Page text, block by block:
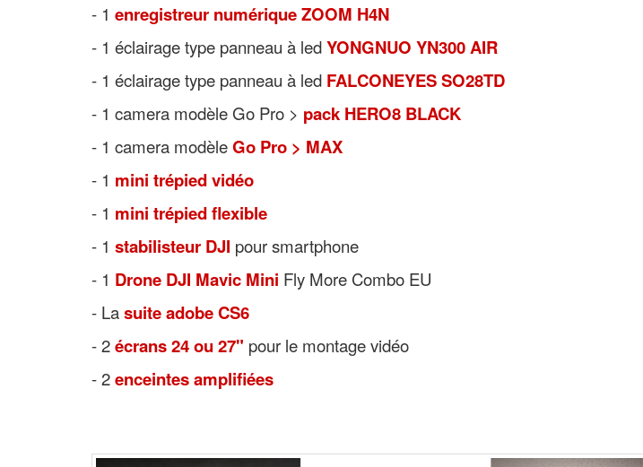
- 1 enregistreur numérique ZOOM H4N
- 1 éclairage type panneau à ledYONGNUO YN300 AIR
- 1 éclairage type panneau à led FALCONEYES SO28TD
- 1 camera modèle Go Pro > pack HERO8 BLACK
- 1 camera modèleGo Pro > MAX
- 1 mini trépied vidéo
- 1 mini trépied flexible
- 1 stabilisteur DJI pour smartphone
- 1 Drone DJI Mavic Mini Fly More Combo EU
- Lasuite adobe CS6
- 2écrans 24 ou 27" pour le montage vidéo
- 2enceintes amplifiées